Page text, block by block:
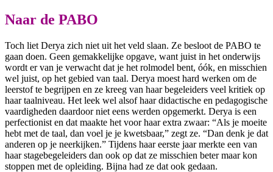
Naar de PABO
Toch liet Derya zich niet uit het veld slaan. Ze besloot de PABO te
gaan doen. Geen gemakkelijke opgave, want juist in het onderwijs
wordt er van je verwacht dat je het rolmodel bent, óók, en misschien
wel juist, op het gebied van taal. Derya moest hard werken om de
leerstof te begrijpen en ze kreeg van haar begeleiders veel kritiek op
haar taalniveau. Het leek wel alsof haar didactische en pedagogische
vaardigheden daardoor niet eens werden opgemerkt. Derya is een
perfectionist en dat maakte het voor haar extra zwaar: “Als je moeite
hebt met de taal, dan voel je je kwetsbaar,” zegt ze. “Dan denk je dat
anderen op je neerkijken.” Tijdens haar eerste jaar merkte een van
haar stagebegeleiders dan ook op dat ze misschien beter maar kon
stoppen met de opleiding. Bijna had ze dat ook gedaan.